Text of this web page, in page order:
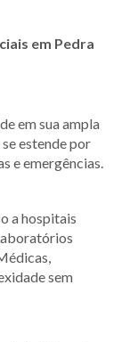
em Pedra
em sua ampla
estende por
e emergências.
a hospitais
sem